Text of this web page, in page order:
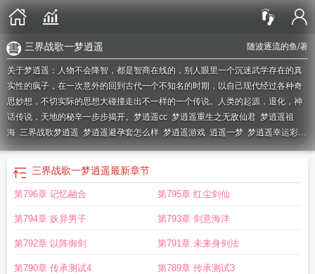
随波逐流的鱼/著
三界战歌一梦逍遥
关于梦逍遥：人物不会降智，都是智商在线的，别人眼里一个沉迷武学存在的真
实性的疯子，在一次意外的回到古代一个不知名的时期，以自己现代经过各种奇
思妙想，不切实际的思想大碰撞走出不一样的一个传说。人类的起源，退化，神
话传说，天地的秘辛一步步揭开。 梦逍遥cc 梦逍遥重生之无敌仙君 梦逍遥祖
海 三界战歌梦逍遥 梦逍遥避孕套怎么样 梦逍遥游戏 逍遥一梦 梦逍遥幸运彩吧
福彩3d图谜最新一期一梦逍遥歌曲梦逍遥荣升你为统区总监梦逍遥手游梦逍
遥官方网站三界战歌一梦逍遥 梦逍遥都市风流逍遥记
世界绮梦逍遥
祖海_梦逍遥歌曲谱子祖海 梦逍遥避孕套一盒多少个梦逍遥全集
之梦逍遥
梦逍遥什么意思 王者荣耀世界绮梦逍遥 梦逍遥作品
维码破解梦逍遥文化传媒是诈骗吗 梦逍遥歌曲
三界战歌一梦逍遥最新章节
第796章 记忆融合 第795章 红尘剑仙
第794章 妖异男子 第793章 剑意海洋
第792章 以阵御剑 第791章 未来身剑法
第790章 传承测试4 第789章 传承测试3